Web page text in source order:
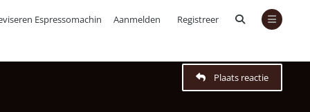
Aanmelden Registreer
Espressomachines
Plaats reactie